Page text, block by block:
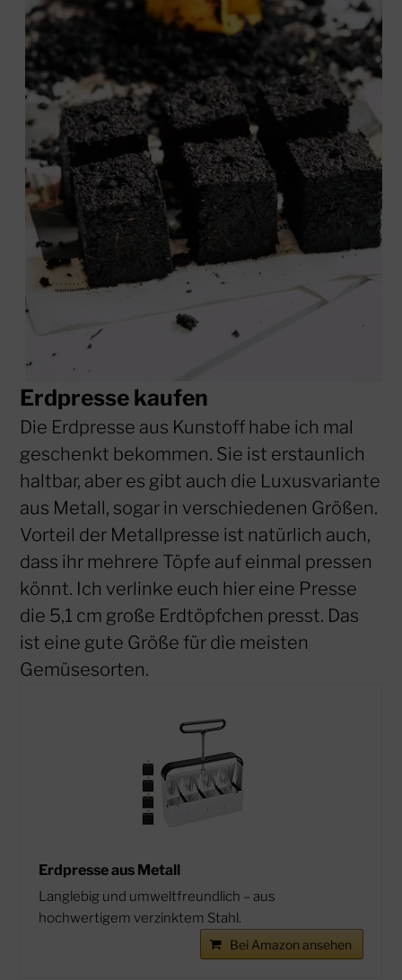
Erdpresse kaufen
Die Erdpresse aus Kunstoff habe ich mal
geschenkt bekommen. Sie ist erstaunlich
haltbar, aber es gibt auch die Luxusvariante
aus Metall, sogar in verschiedenen Größen.
Vorteil der Metallpresse ist natürlich auch,
dass ihr mehrere Töpfe auf einmal pressen
könnt. Ich verlinke euch hier eine Presse
die 5,1 cm große Erdtöpfchen presst. Das
ist eine gute Größe für die meisten
Gemüsesorten.
Erdpresse aus Metall
Langlebig und umweltfreundlich – aus
hochwertigem verzinktem Stahl.
Bei Amazon ansehen